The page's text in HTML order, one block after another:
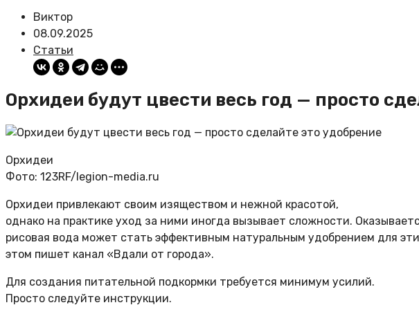
Виктор
08.09.2025
Статьи
Орхидеи будут цвести весь год — просто
Орхидеи
Фото: 123RF/legion-media.ru
Орхидеи привлекают своим изяществом и нежной красотой,
однако на практике уход за ними иногда вызывает сложности.
рисовая вода может стать эффективным натуральным удобрением для
этом пишет канал «Вдали от города».
Для создания питательной подкормки требуется минимум усилий.
Просто следуйте инструкции.